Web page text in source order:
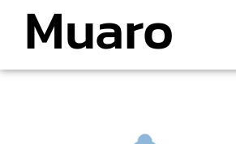
Muaro